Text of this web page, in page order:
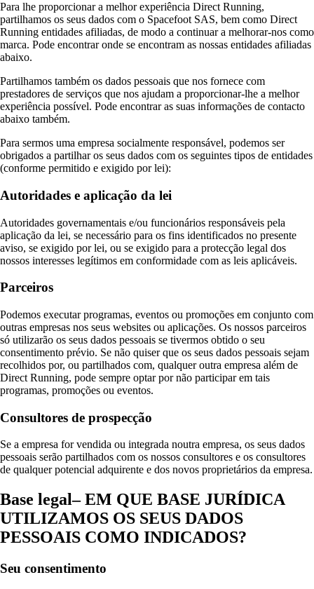
Para lhe proporcionar a melhor experiência Direct Running,
partilhamos os seus dados com o Spacefoot SAS, bem como Direct
Running entidades afiliadas, de modo a continuar a melhorar-nos como
marca. Pode encontrar onde se encontram as nossas entidades afiliadas
abaixo.
Partilhamos também os dados pessoais que nos fornece com
prestadores de serviços que nos ajudam a proporcionar-lhe a melhor
experiência possível. Pode encontrar as suas informações de contacto
abaixo também.
Para sermos uma empresa socialmente responsável, podemos ser
obrigados a partilhar os seus dados com os seguintes tipos de entidades
(conforme permitido e exigido por lei):
Autoridades e aplicação da lei
Autoridades governamentais e/ou funcionários responsáveis pela
aplicação da lei, se necessário para os fins identificados no presente
aviso, se exigido por lei, ou se exigido para a protecção legal dos
nossos interesses legítimos em conformidade com as leis aplicáveis.
Parceiros
Podemos executar programas, eventos ou promoções em conjunto com
outras empresas nos seus websites ou aplicações. Os nossos parceiros
só utilizarão os seus dados pessoais se tivermos obtido o seu
consentimento prévio. Se não quiser que os seus dados pessoais sejam
recolhidos por, ou partilhados com, qualquer outra empresa além de
Direct Running, pode sempre optar por não participar em tais
programas, promoções ou eventos.
Consultores de prospecção
Se a empresa for vendida ou integrada noutra empresa, os seus dados
pessoais serão partilhados com os nossos consultores e os consultores
de qualquer potencial adquirente e dos novos proprietários da empresa.
Base legal– EM QUE BASE JURÍDICA
UTILIZAMOS OS SEUS DADOS
PESSOAIS COMO INDICADOS?
Seu consentimento